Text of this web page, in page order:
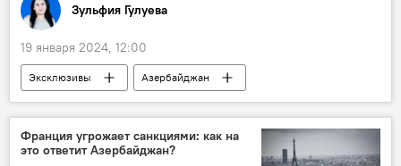
Зульфия Гулуева
19 января 2024, 12:00
Эксклюзивы
Азербайджан
Армения
Южный Кавказ
водные ресурсы
Река
Дамба
Конвенция ООН по охране и использованию трансграничных водотоков и международных озер
Франция угрожает санкциями: как на
это ответит Азербайджан?